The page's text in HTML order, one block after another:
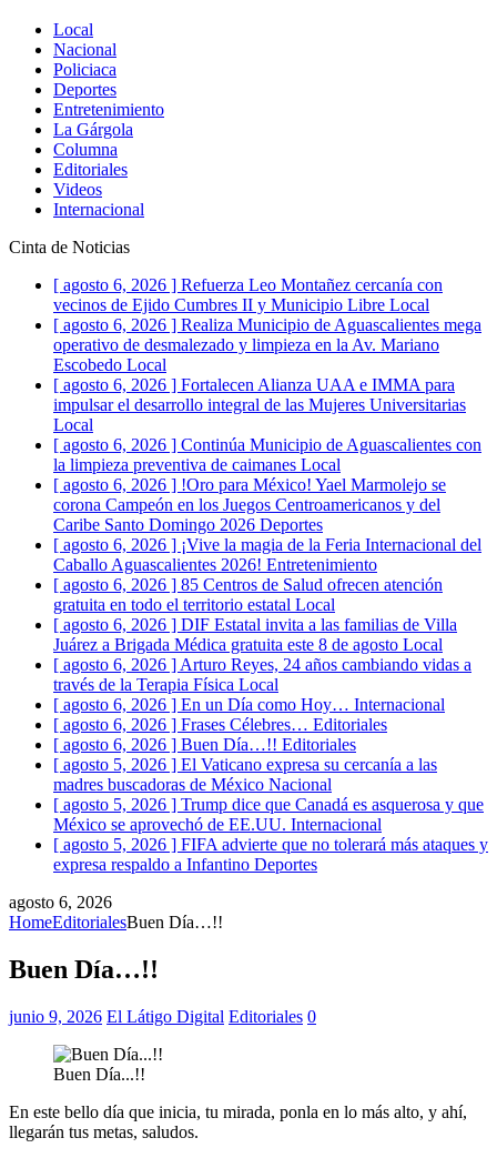
Local
Nacional
Policiaca
Deportes
Entretenimiento
La Gárgola
Columna
Editoriales
Videos
Internacional
Cinta de Noticias
[ agosto 6, 2026 ] Refuerza Leo Montañez cercanía con
vecinos de Ejido Cumbres II y Municipio Libre Local
[ agosto 6, 2026 ] Realiza Municipio de Aguascalientes mega
operativo de desmalezado y limpieza en la Av. Mariano
Escobedo Local
[ agosto 6, 2026 ] Fortalecen Alianza UAA e IMMA para
impulsar el desarrollo integral de las Mujeres Universitarias
Local
[ agosto 6, 2026 ] Continúa Municipio de Aguascalientes con
la limpieza preventiva de caimanes Local
[ agosto 6, 2026 ] !Oro para México! Yael Marmolejo se
corona Campeón en los Juegos Centroamericanos y del
Caribe Santo Domingo 2026 Deportes
[ agosto 6, 2026 ] ¡Vive la magia de la Feria Internacional del
Caballo Aguascalientes 2026! Entretenimiento
[ agosto 6, 2026 ] 85 Centros de Salud ofrecen atención
gratuita en todo el territorio estatal Local
[ agosto 6, 2026 ] DIF Estatal invita a las familias de Villa
Juárez a Brigada Médica gratuita este 8 de agosto Local
[ agosto 6, 2026 ] Arturo Reyes, 24 años cambiando vidas a
través de la Terapia Física Local
[ agosto 6, 2026 ] En un Día como Hoy… Internacional
[ agosto 6, 2026 ] Frases Célebres… Editoriales
[ agosto 6, 2026 ] Buen Día…!! Editoriales
[ agosto 5, 2026 ] El Vaticano expresa su cercanía a las
madres buscadoras de México Nacional
[ agosto 5, 2026 ] Trump dice que Canadá es asquerosa y que
México se aprovechó de EE.UU. Internacional
[ agosto 5, 2026 ] FIFA advierte que no tolerará más ataques y
expresa respaldo a Infantino Deportes
agosto 6, 2026
HomeEditorialesBuen Día…!!
Buen Día…!!
junio 9, 2026 El Látigo Digital Editoriales 0
Buen Día...!!
En este bello día que inicia, tu mirada, ponla en lo más alto, y ahí,
llegarán tus metas, saludos.